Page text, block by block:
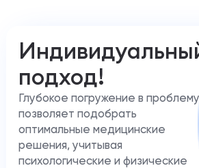
подход!
Глубокое погружение в проблему
позволяет подобрать
оптимальные медицинские
решения, учитывая
психологические и физические